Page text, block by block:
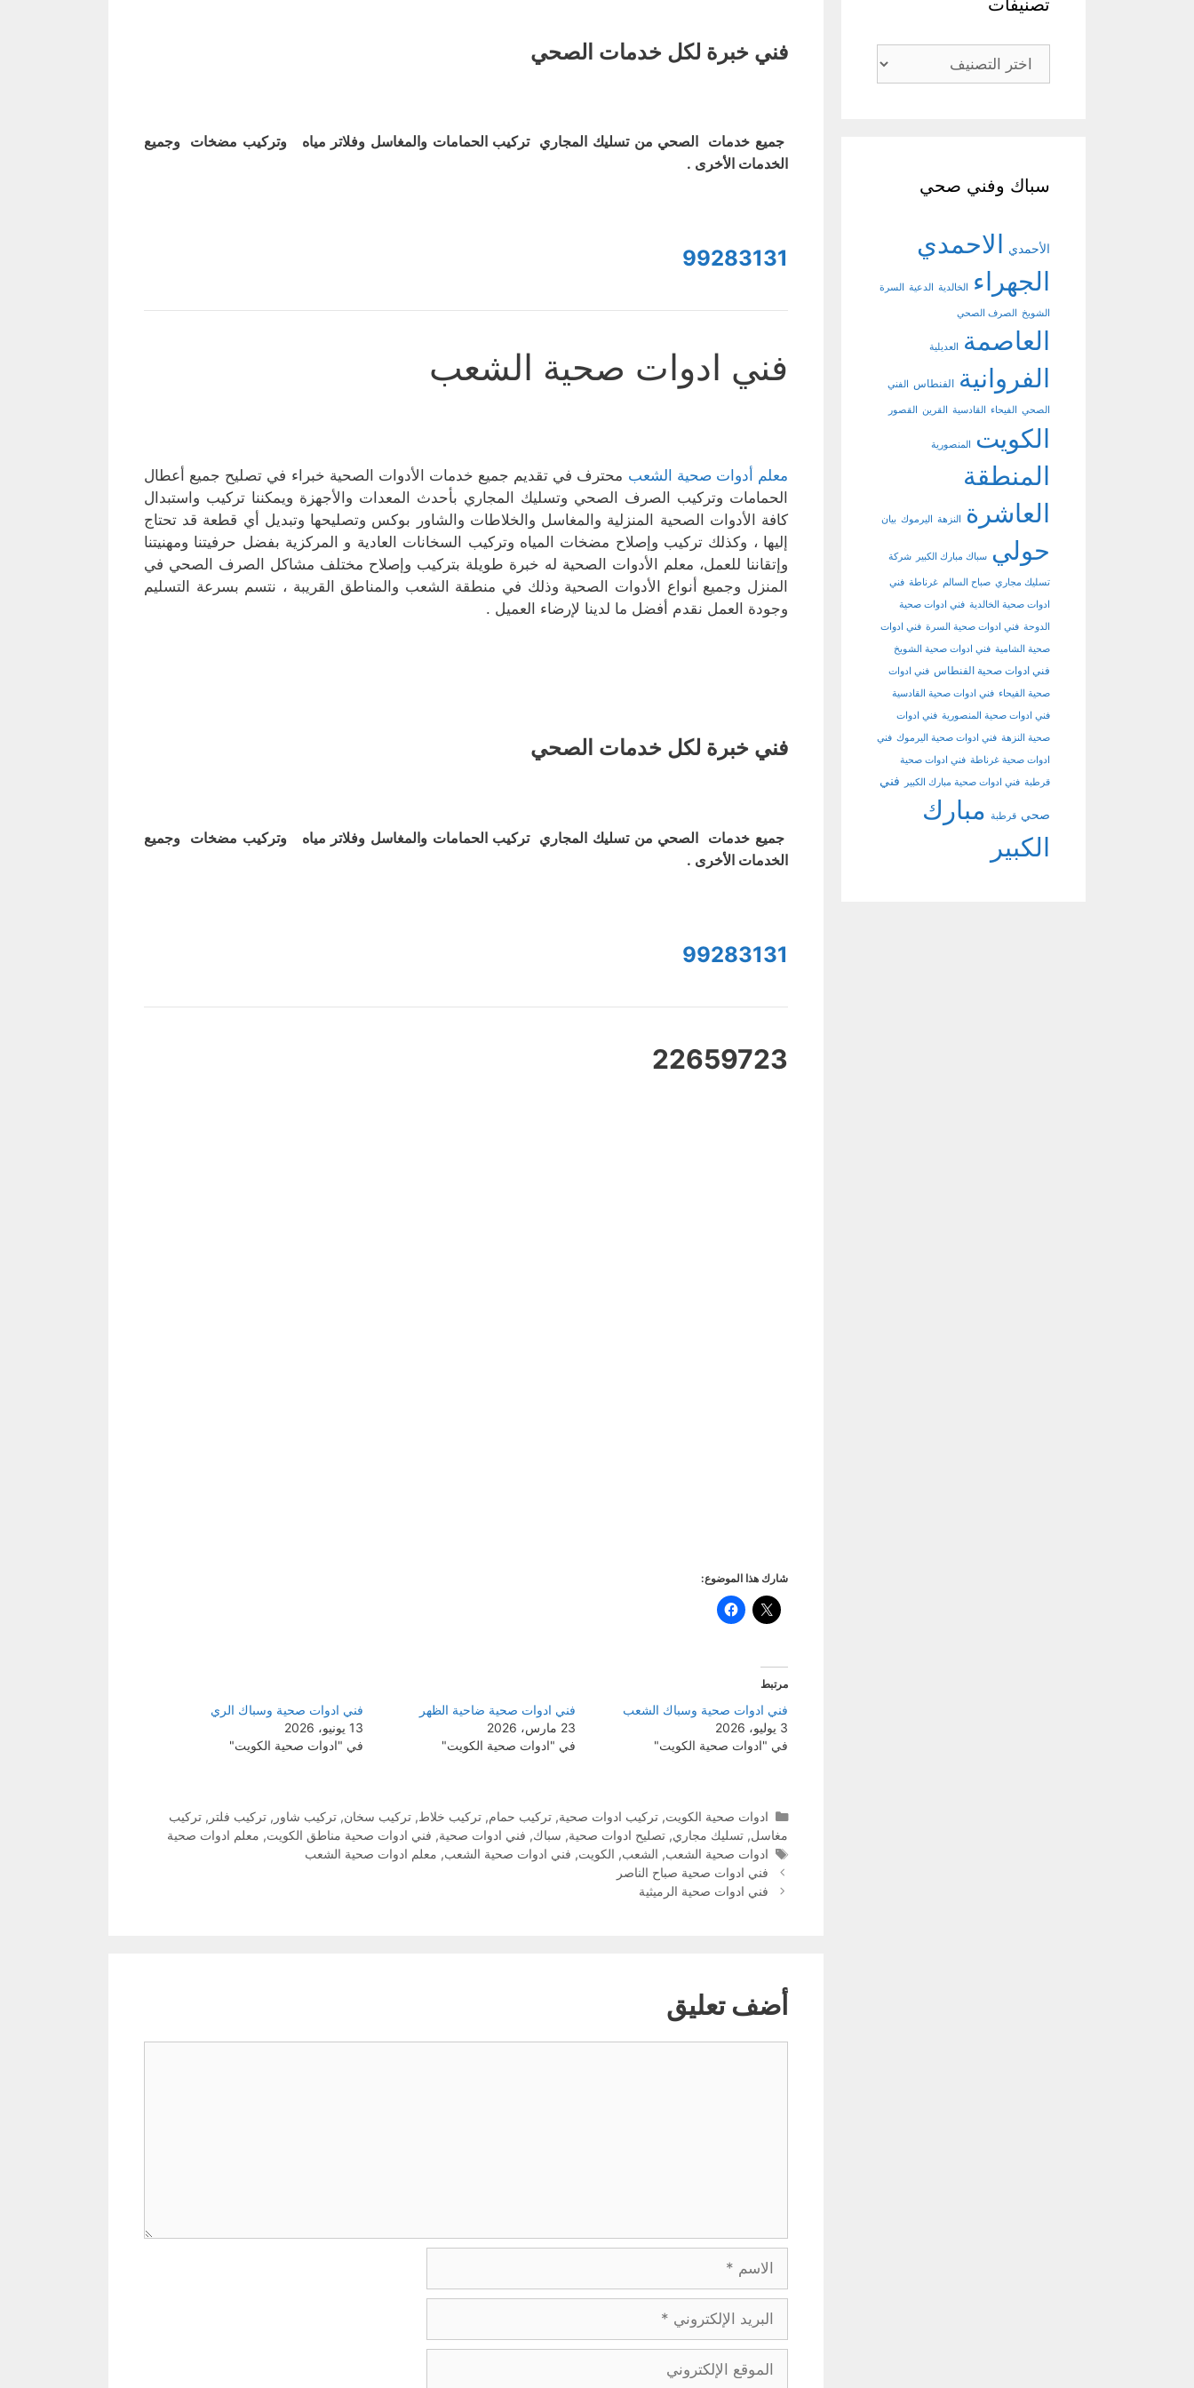
فني خبرة لكل خدمات الصحي
جميع خدمات الصحي من تسليك المجاري تركيب الحمامات والمغاسل وفلاتر مياه وتركيب مضخات وجميع
الخدمات الأخرى .
99283131
فني ادوات صحية الشعب
معلم أدوات صحية الشعب محترف في تقديم جميع خدمات الأدوات الصحية خبراء في تصليح جميع أعطال
الحمامات وتركيب الصرف الصحي وتسليك المجاري بأحدث المعدات والأجهزة ويمكننا تركيب واستبدال
كافة الأدوات الصحية المنزلية والمغاسل والخلاطات والشاور بوكس وتصليحها وتبديل أي قطعة قد تحتاج
إليها ، وكذلك تركيب وإصلاح مضخات المياه وتركيب السخانات العادية و المركزية بفضل حرفيتنا ومهنيتنا
وإتقاننا للعمل، معلم الأدوات الصحية له خبرة طويلة بتركيب وإصلاح مختلف مشاكل الصرف الصحي في
المنزل وجميع أنواع الأدوات الصحية وذلك في منطقة الشعب والمناطق القريبة ، نتسم بسرعة التسليم
وجودة العمل نقدم أفضل ما لدينا لإرضاء العميل .
فني خبرة لكل خدمات الصحي
جميع خدمات الصحي من تسليك المجاري تركيب الحمامات والمغاسل وفلاتر مياه وتركيب مضخات وجميع
الخدمات الأخرى .
99283131
22659723
شارك هذا الموضوع:
مرتبط
فني ادوات صحية وسباك الشعب
3 يوليو، 2026
في "ادوات صحية الكويت"
فني ادوات صحية ضاحية الظهر
23 مارس، 2026
في "ادوات صحية الكويت"
فني ادوات صحية وسباك الري
13 يونيو، 2026
في "ادوات صحية الكويت"
التصنيفات
ادوات صحية الكويت, تركيب ادوات صحية, تركيب حمام, تركيب خلاط, تركيب سخان, تركيب شاور , تركيب فلتر , تركيب
مغاسل, تسليك مجاري, تصليح ادوات صحية, سباك, فني ادوات صحية, فني ادوات صحية مناطق الكويت, معلم ادوات صحية
الوسوم
ادوات صحية الشعب, الشعب, الكويت, فني ادوات صحية الشعب, معلم ادوات صحية الشعب
فني ادوات صحية صباح الناصر
فني ادوات صحية الرميثية
أضف تعليق
الاسم
البريد
الإلكتروني
الموقع
الإلكتروني
تصنيفات
تصنيفات
سباك وفني صحي
الأحمدي الاحمدي
الجهراء
الخالدية الدعية السرة
الشويخ الصرف الصحي
العاصمة العديلية
الفروانية الفنطاس الفني
الصحي الفيحاء القادسية القرين القصور
الكويت المنصورية
المنطقة
العاشرة
النزهة اليرموك بيان
حولي سباك مبارك الكبير شركة
تسليك مجاري صباح السالم غرناطة فني
ادوات صحية الخالدية فني ادوات صحية
الدوحة فني ادوات صحية السرة فني ادوات
صحية الشامية فني ادوات صحية الشويخ
فني ادوات صحية الفنطاس فني ادوات
صحية الفيحاء فني ادوات صحية القادسية
فني ادوات صحية المنصورية فني ادوات
صحية النزهة فني ادوات صحية اليرموك فني
ادوات صحية غرناطة فني ادوات صحية
قرطبة فني ادوات صحية مبارك الكبير فني
صحي قرطبة مبارك
الكبير